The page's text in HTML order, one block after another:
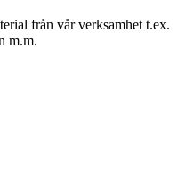
från vår verksamhet t.ex.
m.m.